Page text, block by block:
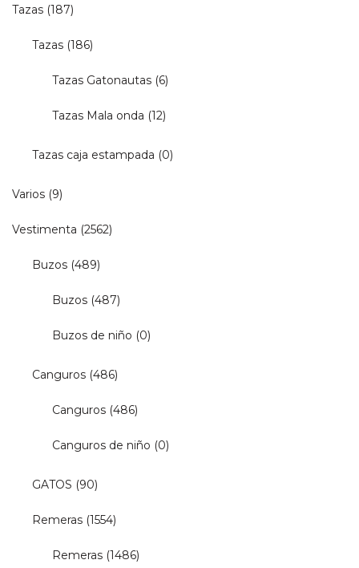
Tazas (187)
Tazas (186)
Tazas Gatonautas (6)
Tazas Mala onda (12)
Tazas caja estampada (0)
Varios (9)
Vestimenta (2562)
Buzos (489)
Buzos (487)
Buzos de niño (0)
Canguros (486)
Canguros (486)
Canguros de niño (0)
GATOS (90)
Remeras (1554)
Remeras (1486)